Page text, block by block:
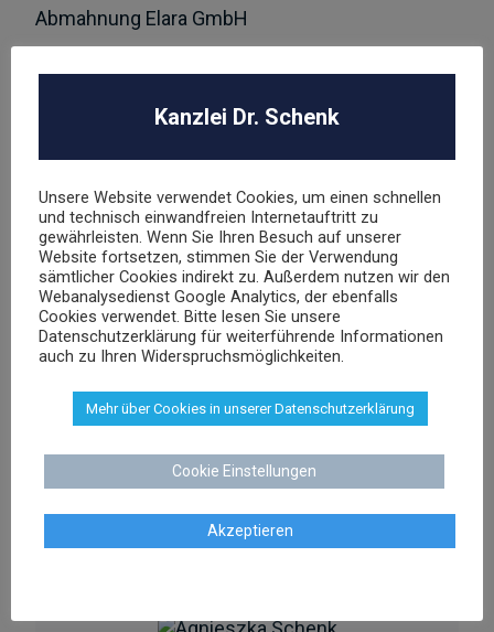
Abmahnung Elara GmbH
UNSER TEAM
Dr. Stephan Schenk
Rechtsanwalt und Fachanwalt für gewerblichen
EMAIL sschenk@dr-schenk.net
TEL 0421 566 38 780
Kanzlei Dr. Schenk
Unsere Website verwendet Cookies, um einen schnellen
und technisch einwandfreien Internetauftritt zu
gewährleisten. Wenn Sie Ihren Besuch auf unserer
Website fortsetzen, stimmen Sie der Verwendung
sämtlicher Cookies indirekt zu. Außerdem nutzen wir den
Webanalysedienst Google Analytics, der ebenfalls
Cookies verwendet. Bitte lesen Sie unsere
Datenschutzerklärung für weiterführende Informationen
auch zu Ihren Widerspruchsmöglichkeiten.
Mehr über Cookies in unserer Datenschutzerklärung
Cookie Einstellungen
Akzeptieren